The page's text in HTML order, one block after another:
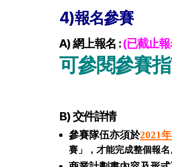
4)報名參賽
A) 網上報名 :(已截止
可參閱參賽
B) 交件詳情
參賽隊伍亦須於2021
賽」，才能完成整個報名